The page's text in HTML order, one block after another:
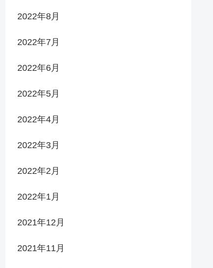
2022年8月
2022年7月
2022年6月
2022年5月
2022年4月
2022年3月
2022年2月
2022年1月
2021年12月
2021年11月